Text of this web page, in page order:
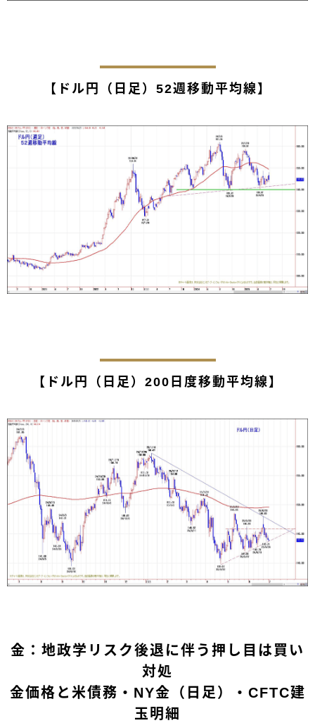
【ドル円（日足）52週移動平均線】
【ドル円（日足）200日度移動平均線】
金：地政学リスク後退に伴う押し目は買い
対処
金価格と米債務・NY金（日足）・CFTC建
玉明細